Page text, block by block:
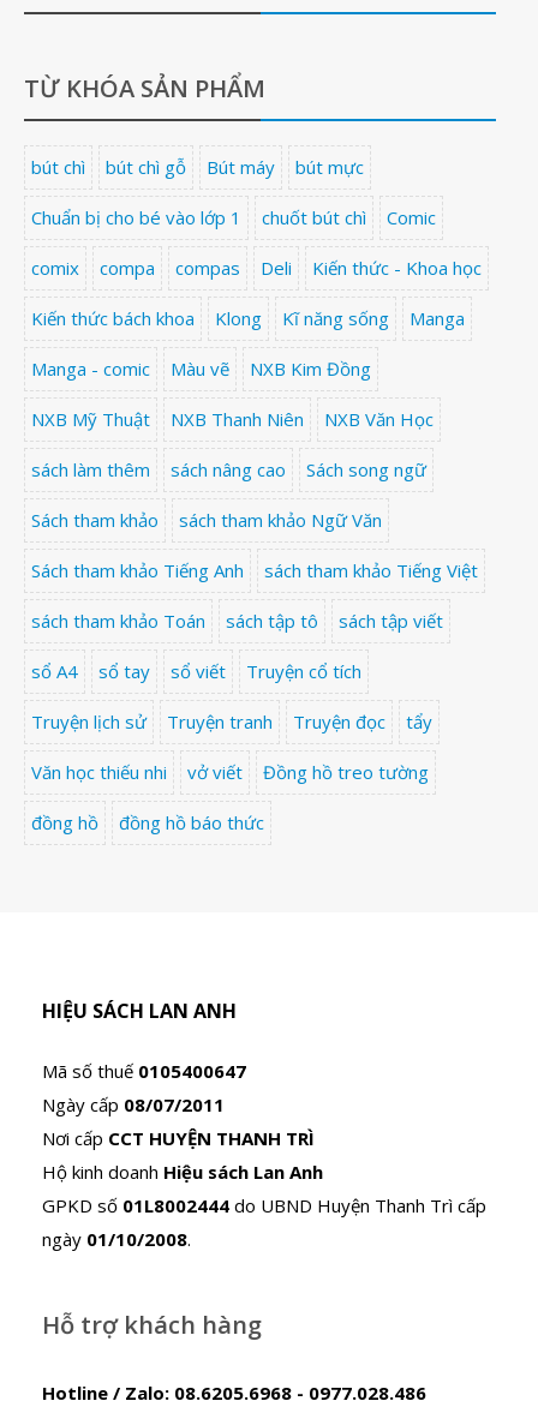
TỪ KHÓA SẢN PHẨM
bút chì bút chì gỗ Bút máy bút mực
Chuẩn bị cho bé vào lớp 1 chuốt bút chì Comic
comix compa compas Deli Kiến thức - Khoa học
Kiến thức bách khoa Klong Kĩ năng sống Manga
Manga - comic Màu vẽ NXB Kim Đồng
NXB Mỹ Thuật NXB Thanh Niên NXB Văn Học
sách làm thêm sách nâng cao Sách song ngữ
Sách tham khảo sách tham khảo Ngữ Văn
Sách tham khảo Tiếng Anh sách tham khảo Tiếng Việt
sách tham khảo Toán sách tập tô sách tập viết
sổ A4 sổ tay sổ viết Truyện cổ tích
Truyện lịch sử Truyện tranh Truyện đọc tẩy
Văn học thiếu nhi vở viết Đồng hồ treo tường
đồng hồ đồng hồ báo thức
HIỆU SÁCH LAN ANH
Mã số thuế 0105400647
Ngày cấp 08/07/2011
Nơi cấp CCT HUYỆN THANH TRÌ
Hộ kinh doanh Hiệu sách Lan Anh
GPKD số 01L8002444 do UBND Huyện Thanh Trì cấp
ngày 01/10/2008.
Hỗ trợ khách hàng
Hotline / Zalo: 08.6205.6968 - 0977.028.486